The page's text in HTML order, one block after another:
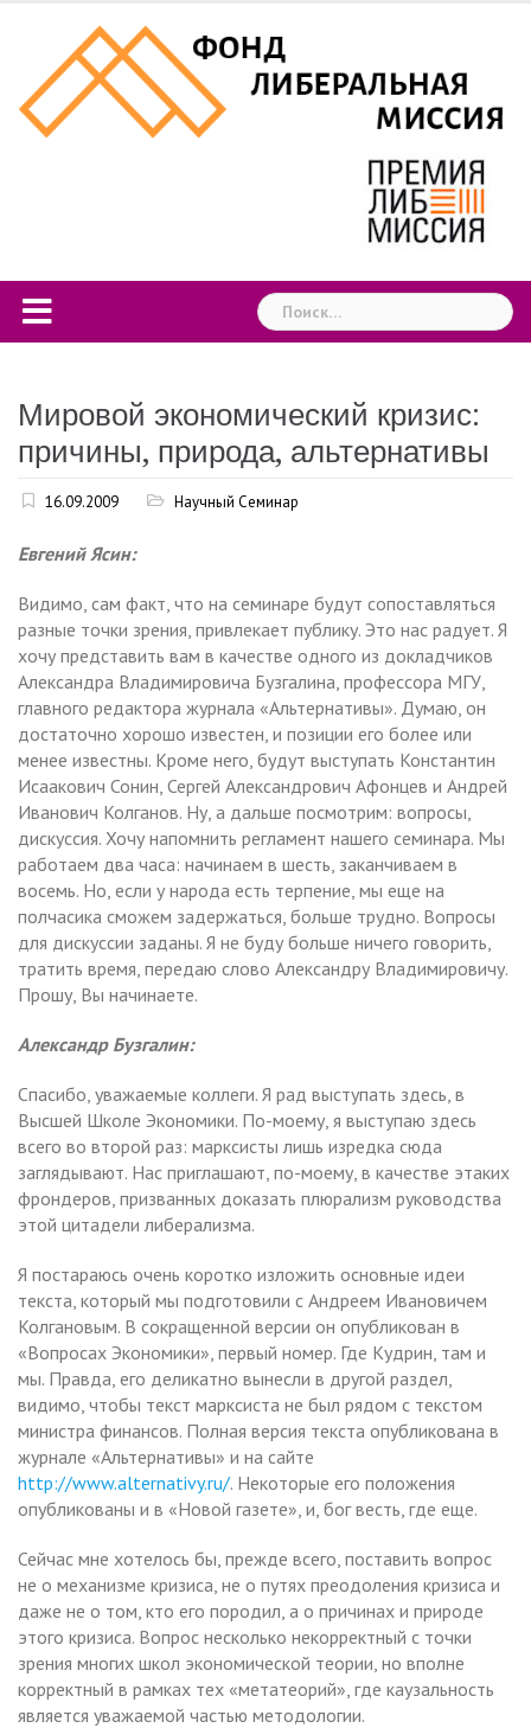
content
Найти:
Мировой экономический кризис:
причины, природа, альтернативы
16.09.2009 Научный Семинар
Евгений Ясин:
Видимо, сам факт, что на семинаре будут сопоставляться
разные точки зрения, привлекает публику. Это нас радует. Я
хочу представить вам в качестве одного из докладчиков
Александра Владимировича Бузгалина, профессора МГУ,
главного редактора журнала «Альтернативы». Думаю, он
достаточно хорошо известен, и позиции его более или
менее известны. Кроме него, будут выступать Константин
Исаакович Сонин, Сергей Александрович Афонцев и Андрей
Иванович Колганов. Ну, а дальше посмотрим: вопросы,
дискуссия. Хочу напомнить регламент нашего семинара. Мы
работаем два часа: начинаем в шесть, заканчиваем в
восемь. Но, если у народа есть терпение, мы еще на
полчасика сможем задержаться, больше трудно. Вопросы
для дискуссии заданы. Я не буду больше ничего говорить,
тратить время, передаю слово Александру Владимировичу.
Прошу, Вы начинаете.
Александр Бузгалин:
Спасибо, уважаемые коллеги. Я рад выступать здесь, в
Высшей Школе Экономики. По-моему, я выступаю здесь
всего во второй раз: марксисты лишь изредка сюда
заглядывают. Нас приглашают, по-моему, в качестве этаких
фрондеров, призванных доказать плюрализм руководства
этой цитадели либерализма.
Я постараюсь очень коротко изложить основные идеи
текста, который мы подготовили с Андреем Ивановичем
Колгановым. В сокращенной версии он опубликован в
«Вопросах Экономики», первый номер. Где Кудрин, там и
мы. Правда, его деликатно вынесли в другой раздел,
видимо, чтобы текст марксиста не был рядом с текстом
министра финансов. Полная версия текста опубликована в
журнале «Альтернативы» и на сайте
http://www.alternativy.ru/. Некоторые его положения
опубликованы и в «Новой газете», и, бог весть, где еще.
Сейчас мне хотелось бы, прежде всего, поставить вопрос
не о механизме кризиса, не о путях преодоления кризиса и
даже не о том, кто его породил, а о причинах и природе
этого кризиса. Вопрос несколько некорректный с точки
зрения многих школ экономической теории, но вполне
корректный в рамках тех «метатеорий», где каузальность
является уважаемой частью методологии.